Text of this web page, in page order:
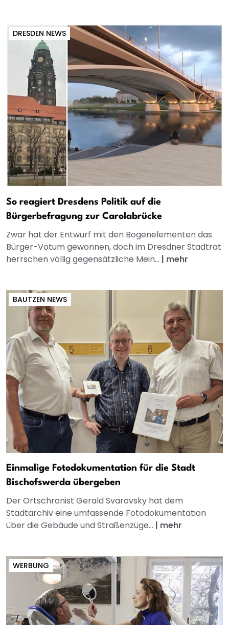
DRESDEN NEWS
So reagiert Dresdens Politik auf die
Bürgerbefragung zur Carolabrücke
Zwar hat der Entwurf mit den Bogenelementen das
Bürger-Votum gewonnen, doch im Dresdner Stadtrat
herrschen völlig gegensätzliche Mein... | mehr
BAUTZEN NEWS
Einmalige Fotodokumentation für die Stadt
Bischofswerda übergeben
Der Ortschronist Gerald Svarovsky hat dem
Stadtarchiv eine umfassende Fotodokumentation
über die Gebäude und Straßenzüge... | mehr
WERBUNG